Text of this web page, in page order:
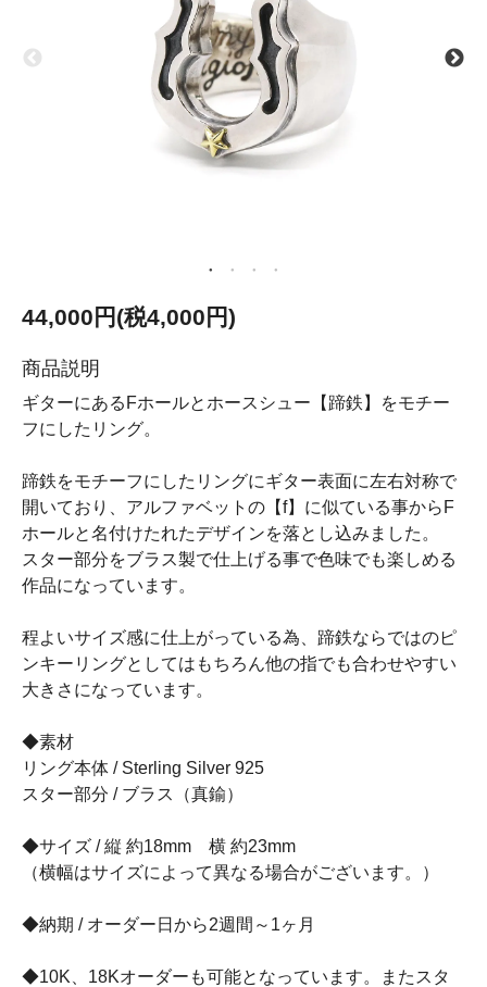
44,000円(税4,000円)
商品説明
ギターにあるFホールとホースシュー【蹄鉄】をモチー
フにしたリング。
蹄鉄をモチーフにしたリングにギター表面に左右対称で
開いており、アルファベットの【f】に似ている事からF
ホールと名付けたれたデザインを落とし込みました。
スター部分をブラス製で仕上げる事で色味でも楽しめる
作品になっています。
程よいサイズ感に仕上がっている為、蹄鉄ならではのピ
ンキーリングとしてはもちろん他の指でも合わせやすい
大きさになっています。
◆素材
リング本体 / Sterling Silver 925
スター部分 / ブラス（真鍮）
◆サイズ / 縦 約18mm 横 約23mm
（横幅はサイズによって異なる場合がございます。）
◆納期 / オーダー日から2週間～1ヶ月
◆10K、18Kオーダーも可能となっています。またスタ